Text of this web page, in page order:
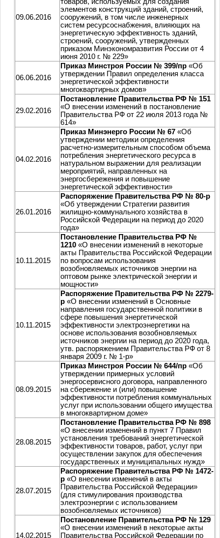
09.06.2016
элементов конструкций зданий, строений,
сооружений, в том числе инженерных
систем ресурсоснабжения, влияющих на
энергетическую эффективность зданий,
строений, сооружений, утвержденных
приказом Минэкономразвития России от 4
июня 2010 г. № 229»
06.06.2016
Приказ Минстроя России № 399/пр «Об
утверждении Правил определения класса
энергетической эффективности
многоквартирных домов»
29.02.2016
Постановление Правительства РФ № 151
«О внесении изменений в постановление
Правительства РФ от 22 июля 2013 года №
614»
04.02.2016
Приказ Минэнерго России № 67 «Об
утверждении методики определения
расчетно-измерительным способом объема
потребления энергетического ресурса в
натуральном выражении для реализации
мероприятий, направленных на
энергосбережения и повышение
энергетической эффективности»
26.01.2016
Распоряжение Правительства РФ № 80-р
«Об утверждении Стратегии развития
жилищно-коммунального хозяйства в
Российской Федерации на период до 2020
года»
10.11.2015
Постановление Правительства РФ №
1210 «О внесении изменений в некоторые
акты Правительства Российской Федерации
по вопросам использования
возобновляемых источников энергии на
оптовом рынке электрической энергии и
мощности»
10.11.2015
Распоряжение Правительства РФ № 2279-
р «О внесении изменений в Основные
направления государственной политики в
сфере повышения энергетической
эффективности электроэнергетики на
основе использования возобновляемых
источников энергии на период до 2020 года,
утв. распоряжением Правительства РФ от 8
января 2009 г. № 1-р»
08.09.2015
Приказ Минстроя России № 644/пр «Об
утверждении примерных условий
энергосервисного договора, направленного
на сбережение и (или) повышение
эффективности потребления коммунальных
услуг при использовании общего имущества
в многоквартирном доме»
28.08.2015
Постановление Правительства РФ № 898
«О внесении изменений в пункт 7 Правил
установления требований энергетической
эффективности товаров, работ, услуг при
осуществлении закупок для обеспечения
государственных и муниципальных нужд»
28.07.2015
Распоряжение Правительства РФ № 1472-
р «О внесении изменений в акты
Правительства Российской Федерации»
(для стимулирования производства
электроэнергии с использованием
возобновляемых источников)
14.02.2015
Постановление Правительства РФ № 129
«О внесении изменений в некоторые акты
Правительства Российской Федерации по